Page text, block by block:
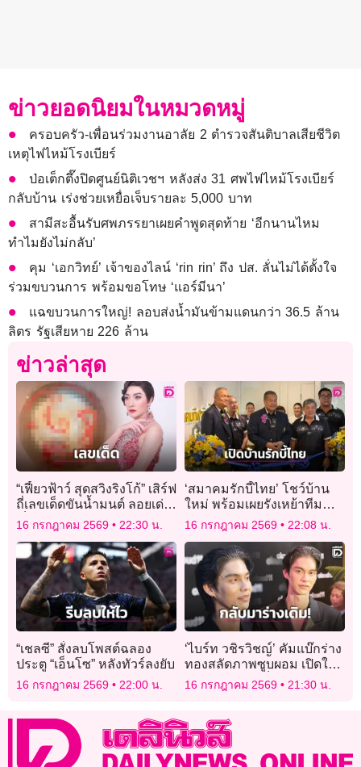
ข่าวยอดนิยมในหมวดหมู่
ครอบครัว-เพื่อนร่วมงานอาลัย 2 ตำรวจสันติบาลเสียชีวิต
เหตุไฟไหม้โรงเบียร์
ป่อเต็กตึ๊งปิดศูนย์นิติเวชฯ หลังส่ง 31 ศพไฟไหม้โรงเบียร์
กลับบ้าน เร่งช่วยเหยื่อเจ็บรายละ 5,000 บาท
สามีสะอื้นรับศพภรรยาเผยคำพูดสุดท้าย ‘อีกนานไหม
ทำไมยังไม่กลับ’
คุม ‘เอกวิทย์’ เจ้าของไลน์ ‘rin rin’ ถึง ปส. ลั่นไม่ได้ตั้งใจ
ร่วมขบวนการ พร้อมขอโทษ ‘แอร์มีนา’
แฉขบวนการใหญ่! ลอบส่งน้ำมันข้ามแดนกว่า 36.5 ล้าน
ลิตร รัฐเสียหาย 226 ล้าน
ข่าวล่าสุด
“เฟี้ยวฟ้าว์ สุดสวิงริงโก้” เสิร์ฟ
ถี่เลขเด็ดขันน้ำมนต์ ลอยเด่น
เป็นสง่า 3 ตัวแบบตรงไปตรง
16 กรกฎาคม 2569 22:30 น.
‘สมาคมรักบี้ไทย’ โชว์บ้าน
ใหม่ พร้อมเผยรังเหย้าทีม
ชาติ
16 กรกฎาคม 2569 22:08 น.
“เชลซี” สั่งลบโพสต์ฉลอง
ประตู “เอ็นโซ” หลังทัวร์ลงยับ
16 กรกฎาคม 2569 22:00 น.
‘ไบร์ท วชิรวิชญ์’ คัมแบ๊กร่าง
ทองสลัดภาพซูบผอม เปิดใจ
มรสุมสุขภาพเจ็บข้อมือ
16 กรกฎาคม 2569 21:30 น.